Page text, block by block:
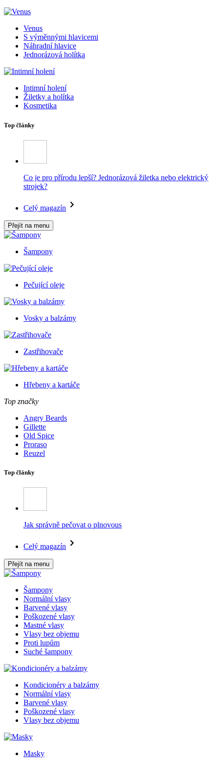
Venus
S výměnnými hlavicemi
Náhradní hlavice
Jednorázová holítka
Intimní holení
Žiletky a holítka
Kosmetika
Top články
Co je pro přírodu lepší? Jednorázová žiletka nebo elektrický
strojek?
Celý magazín
Přejít na menu
Šampony
Pečující oleje
Vosky a balzámy
Zastřihovače
Hřebeny a kartáče
Top značky
Angry Beards
Gillette
Old Spice
Proraso
Reuzel
Top články
Jak správně pečovat o plnovous
Celý magazín
Přejít na menu
Šampony
Normální vlasy
Barvené vlasy
Poškozené vlasy
Mastné vlasy
Vlasy bez objemu
Proti lupům
Suché šampony
Kondicionéry a balzámy
Normální vlasy
Barvené vlasy
Poškozené vlasy
Vlasy bez objemu
Masky